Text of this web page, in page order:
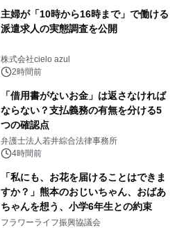
主婦が「10時から16時まで」で働ける
派遣求人の実態調査を公開
株式会社cielo azul
2時間前
「借用書がないお金」は返さなければ
ならない？支払義務の有無を分ける5
つの確認点
弁護士法人若井綜合法律事務所
4時間前
「私にも、お花を届けることはできま
すか？」熊本のおじいちゃん、おばあ
ちゃんを想う、小学6年生との約束
フラワーライフ振興協議会